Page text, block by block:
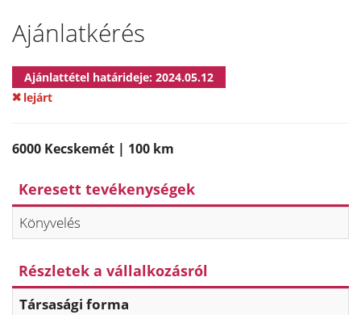
Ajánlatkérés
Ajánlattétel határideje: 2024.05.12
lejárt
6000 Kecskemét | 100 km
Keresett tevékenységek
Könyvelés
Részletek a vállalkozásról
Társasági forma